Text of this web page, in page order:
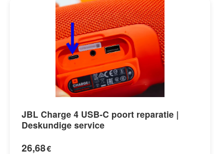
JBL Charge 4 USB-C poort reparatie |
Deskundige service
26,68€